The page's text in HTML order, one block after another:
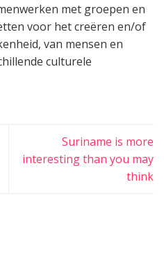
met groepen en
voor het creëren en/of
van mensen en
culturele
Suriname is more
interesting than you may
think